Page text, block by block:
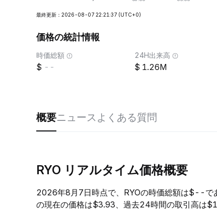
最終更新：2026-08-07 22:21:37 (UTC+0)
価格の統計情報
時価総額
--
24H出来高
1.26M
概要ニュースよくある質問
RYO リアルタイム価格概要
2026年8月7日時点で、RYOの時価総額は$--で
の現在の価格は$3.93、過去24時間の取引高は